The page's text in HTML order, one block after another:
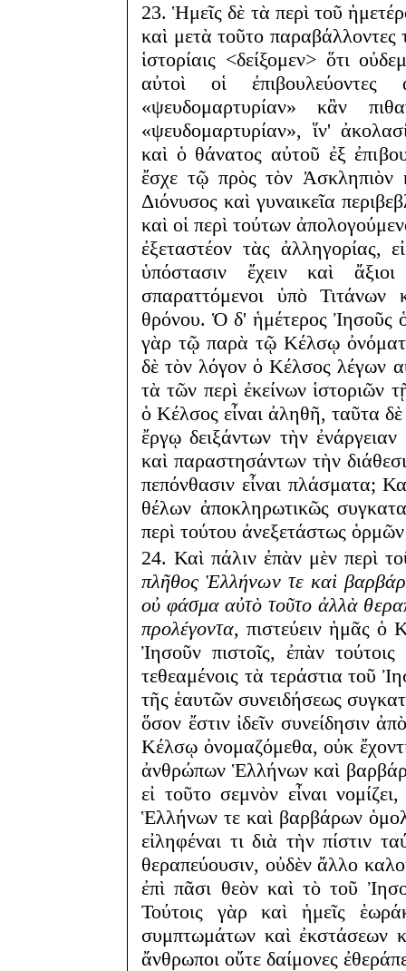
23. Ἡμεῖς δὲ τὰ περὶ τοῦ
καὶ μετὰ τοῦτο παραβάλλοντες
ἱστορίαις <δείξομεν> ὅτι
αὐτοὶ οἱ
«ψευδομαρτυρίαν» κἂν
«ψευδομαρτυρίαν», ἵν'
καὶ ὁ θάνατος αὐτοῦ ἐξ
ἔσχε τῷ πρὸς τὸν Ἀσκληπιὸν
Διόνυσος καὶ γυναικεῖα
καὶ οἱ περὶ τούτων
ἐξεταστέον τὰς ἀλληγορίας,
ὑπόστασιν ἔχειν καὶ
σπαραττόμενοι ὑπὸ Τιτάνων
θρόνου. Ὁ δ' ἡμέτερος Ἰησοῦς ὁ
γὰρ τῷ παρὰ τῷ Κέλσῳ
δὲ τὸν λόγον ὁ Κέλσος λέγων
τὰ τῶν περὶ ἐκείνων ἱστοριῶν
ὁ Κέλσος εἶναι ἀληθῆ, ταῦτα
ἔργῳ δειξάντων τὴν
καὶ παραστησάντων τὴν
πεπόνθασιν εἶναι πλάσματα;
θέλων ἀποκληρωτικῶς
περὶ τούτου ἀνεξετάστως
24. Καὶ πάλιν ἐπὰν μὲν περὶ
πλῆθος Ἑλλήνων τε καὶ
οὐ φάσμα αὐτὸ τοῦτο ἀλλὰ
προλέγοντα, πιστεύειν ἡμᾶς ὁ
Ἰησοῦν πιστοῖς, ἐπὰν
τεθεαμένοις τὰ τεράστια τοῦ
τῆς ἑαυτῶν συνειδήσεως
ὅσον ἔστιν ἰδεῖν συνείδησιν
Κέλσῳ ὀνομαζόμεθα, οὐκ
ἀνθρώπων Ἑλλήνων καὶ
εἰ τοῦτο σεμνὸν εἶναι
Ἑλλήνων τε καὶ βαρβάρων
εἰληφέναι τι διὰ τὴν πίστιν
θεραπεύουσιν, οὐδὲν ἄλλο
ἐπὶ πᾶσι θεὸν καὶ τὸ τοῦ
Τούτοις γὰρ καὶ ἡμεῖς
συμπτωμάτων καὶ ἐκστάσεων
ἄνθρωποι οὔτε δαίμονες